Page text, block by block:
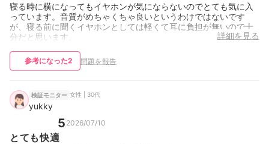
寝る時に横になってもイヤホンが気にならないのでとても気に入
っています。音質がめちゃくちゃ良いというわけではないです
が、寝る前に聞くイヤホンとしては軽くて耳に負担が無いので十
分だと思います。
詳細を見る
参考になった2 問題を報告
検証モニター 女性 | 30代
yukky
5 2026/07/10
とても快適